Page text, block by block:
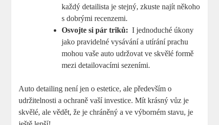
každý detailista‌ je stejný, zkuste najít někoho⁢
s dobrými recenzemi.
Osvojte si pár ⁣triků: ⁣ I jednoduché úkony
jako pravidelné ⁢vysávání a utírání ​prachu⁢
mohou vaše ⁢auto ​udržovat ve skvělé formě
mezi detailovacími sezeními.
Auto ⁢detailing není jen ‌o​ estetice, ⁢ale především o
‌udržitelnosti a ochraně⁤ vaší investice. Mít krásný ‌vůz ⁤je
skvělé, ale ⁣vědět, ⁣že je chráněný a ​ve výborném stavu, je